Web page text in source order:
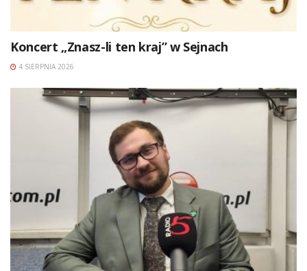
Koncert „Znasz-li ten kraj” w Sejnach
4 SIERPNIA 2026